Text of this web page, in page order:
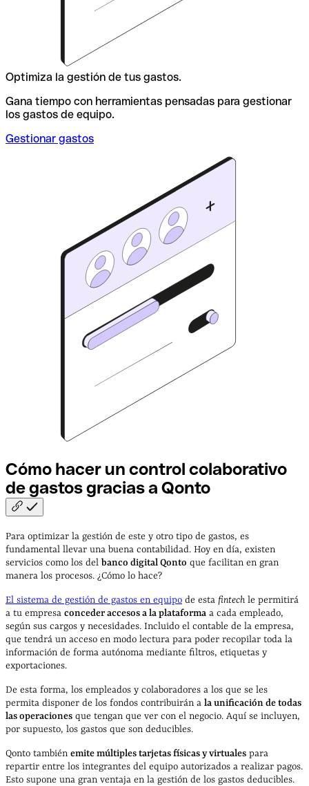
Optimiza la gestión de tus gastos.
Gana tiempo con herramientas pensadas para gestionar
los gastos de equipo.
Gestionar gastos
Cómo hacer un control colaborativo
de gastos gracias a Qonto
Para optimizar la gestión de este y otro tipo de gastos, es
fundamental llevar una buena contabilidad. Hoy en día, existen
servicios como los del banco digital Qonto que facilitan en gran
manera los procesos. ¿Cómo lo hace?
El sistema de gestión de gastos en equipo de esta fintech le permitirá
a tu empresa conceder accesos a la plataforma a cada empleado,
según sus cargos y necesidades. Incluido el contable de la empresa,
que tendrá un acceso en modo lectura para poder recopilar toda la
información de forma autónoma mediante filtros, etiquetas y
exportaciones.
De esta forma, los empleados y colaboradores a los que se les
permita disponer de los fondos contribuirán a la unificación de todas
las operaciones que tengan que ver con el negocio. Aquí se incluyen,
por supuesto, los gastos que son deducibles.
Qonto también emite múltiples tarjetas físicas y virtuales para
repartir entre los integrantes del equipo autorizados a realizar pagos.
Esto supone una gran ventaja en la gestión de los gastos deducibles.